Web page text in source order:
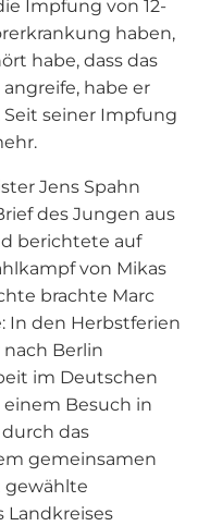
Impfung von 12-
haben,
habe, dass das
habe er
seiner Impfung
Jens Spahn
des Jungen aus
berichtete auf
von Mikas
brachte Marc
In den Herbstferien
Berlin
im Deutschen
Besuch in
durch das
gemeinsamen
gewählte
Landkreises